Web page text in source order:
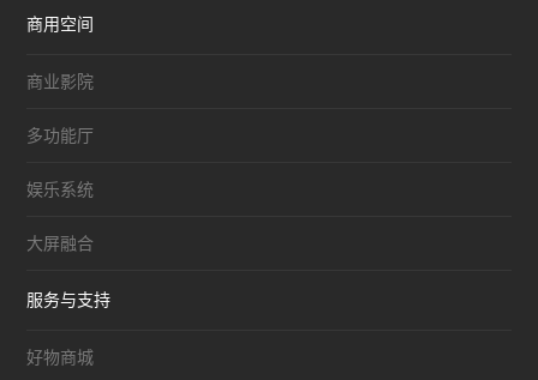
商用空间
商业影院
多功能厅
娱乐系统
大屏融合
服务与支持
好物商城